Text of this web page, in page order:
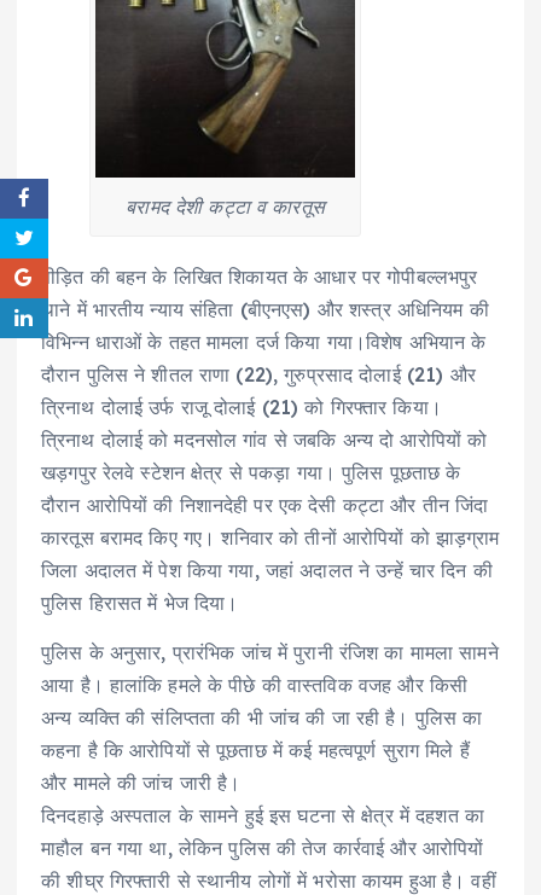
बरामद देशी कट्टा व कारतूस
पीड़ित की बहन के लिखित शिकायत के आधार पर गोपीबल्लभपुर
थाने में भारतीय न्याय संहिता (बीएनएस) और शस्त्र अधिनियम की
विभिन्न धाराओं के तहत मामला दर्ज किया गया।विशेष अभियान के
दौरान पुलिस ने शीतल राणा (22), गुरुप्रसाद दोलाई (21) और
त्रिनाथ दोलाई उर्फ राजू दोलाई (21) को गिरफ्तार किया।
त्रिनाथ दोलाई को मदनसोल गांव से जबकि अन्य दो आरोपियों को
खड़गपुर रेलवे स्टेशन क्षेत्र से पकड़ा गया। पुलिस पूछताछ के
दौरान आरोपियों की निशानदेही पर एक देसी कट्टा और तीन जिंदा
कारतूस बरामद किए गए। शनिवार को तीनों आरोपियों को झाड़ग्राम
जिला अदालत में पेश किया गया, जहां अदालत ने उन्हें चार दिन की
पुलिस हिरासत में भेज दिया।
पुलिस के अनुसार, प्रारंभिक जांच में पुरानी रंजिश का मामला सामने
आया है। हालांकि हमले के पीछे की वास्तविक वजह और किसी
अन्य व्यक्ति की संलिप्तता की भी जांच की जा रही है। पुलिस का
कहना है कि आरोपियों से पूछताछ में कई महत्वपूर्ण सुराग मिले हैं
और मामले की जांच जारी है।
दिनदहाड़े अस्पताल के सामने हुई इस घटना से क्षेत्र में दहशत का
माहौल बन गया था, लेकिन पुलिस की तेज कार्रवाई और आरोपियों
की शीघ्र गिरफ्तारी से स्थानीय लोगों में भरोसा कायम हुआ है। वहीं